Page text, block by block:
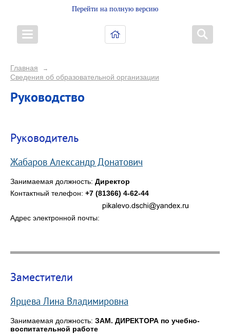
Перейти на полную версию
Главная →
Сведения об образовательной организации
Руководство
Руководитель
Жабаров Александр Донатович
Занимаемая должность: Директор
Контактный телефон: +7 (81366) 4-62-44
Адрес электронной почты:
Заместители
Ярцева Лина Владимировна
Занимаемая должность: ЗАМ. ДИРЕКТОРА по учебно-
воспитательной работе